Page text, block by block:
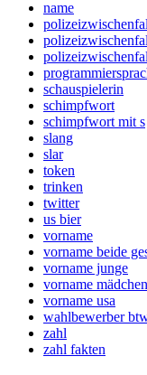
name
schauspielerin
schimpfwort
schimpfwort mit s
slang
slar
token
trinken
twitter
us bier
vorname
vorname beide
vorname junge
vorname mädchen
vorname usa
wahlbewerber
zahl
zahl fakten